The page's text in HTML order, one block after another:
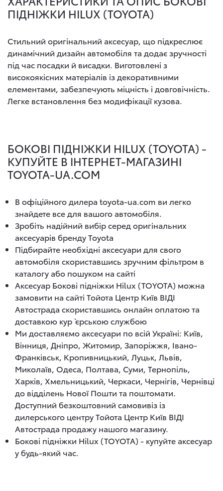
ПІДНІЖКИ HILUX (TOYOTA)
Стильний оригінальний аксесуар, що підкреслює
динамічний дизайн автомобіля та додає зручності
під час посадки й висадки. Виготовлені з
високоякісних матеріалів із декоративними
елементами, забезпечують міцність і довговічність.
Легке встановлення без модифікації кузова.
БОКОВІ ПІДНІЖКИ HILUX (TOYOTA) -
КУПУЙТЕ В ІНТЕРНЕТ-МАГАЗИНІ
TOYOTA-UA.COM
В офіційного дилера toyota-ua.com ви легко
знайдете все для вашого автомобіля.
Зробіть надійний вибір серед оригінальних
аксесуарів бренду Toyota
Підбирайте необхідні аксесуари для свого
автомобіля скориставшись зручним фільтром в
каталогу або пошуком на сайті
Аксесуар Бокові підніжки Hilux (TOYOTA) можна
замовити на сайті Тойота Центр Київ ВІДІ
Автострада скориставшись онлайн оплатою та
доставкою кур`єрською службою
Ми доставляємо аксесуари по всій Україні: Київ,
Вінниця, Дніпро, Житомир, Запоріжжя, Івано-
Франківськ, Кропивницький, Луцьк, Львів,
Миколаїв, Одеса, Полтава, Суми, Тернопіль,
Харків, Хмельницький, Черкаси, Чернігів, Чернівці
до відділень Нової Пошти та поштомати.
Доступний безкоштовний самовивіз із
дилерського центру Тойота Центр Київ ВІДІ
Автострада продажу нашого магазину.
Бокові підніжки Hilux (TOYOTA) - купуйте аксесуар
у будь-який час.